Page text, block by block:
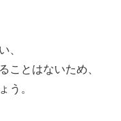
、
ことはないため、
う。